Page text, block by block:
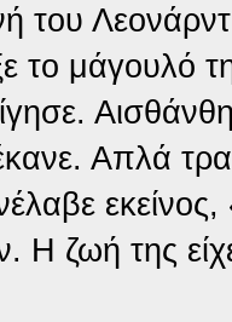
του
το μάγουλό
Απλά
εκείνος,
Η ζωή της